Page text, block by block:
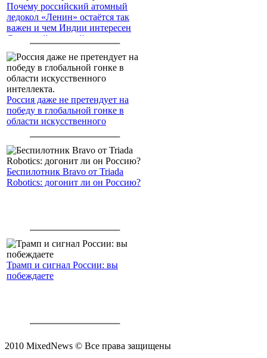
Почему российский атомный
ледокол «Ленин» остаётся так
важен и чем Индии интересен
Северный морской путь
Россия даже не претендует на
победу в глобальной гонке в
области искусственного
Беспилотник Bravo от Triada
Robotics: догонит ли он Россию?
Трамп и сигнал России: вы
побеждаете
2010 MixedNews © Все права защищены